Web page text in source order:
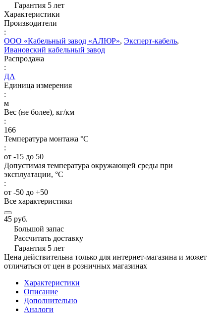
Гарантия 5 лет
Характеристики
Производители
:
ООО «Кабельный завод «АЛЮР», Эксперт-кабель,
Ивановский кабельный завод
Распродажа
:
ДА
Единица измерения
:
м
Вес (не более), кг/км
:
166
Температура монтажа °C
:
от -15 до 50
Допустимая температура окружающей среды при
эксплуатации, °C
:
от -50 до +50
Все характеристики
45 руб.
Большой запас
Рассчитать доставку
Гарантия 5 лет
Цена действительна только для интернет-магазина и может
отличаться от цен в розничных магазинах
Характеристики
Описание
Дополнительно
Аналоги